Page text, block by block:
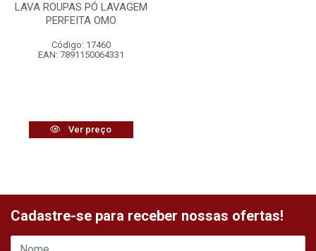
LAVA ROUPAS PÓ LAVAGEM
PERFEITA OMO
Código: 17460
EAN: 7891150064331
Ver preço
Cadastre-se para receber nossas ofertas!